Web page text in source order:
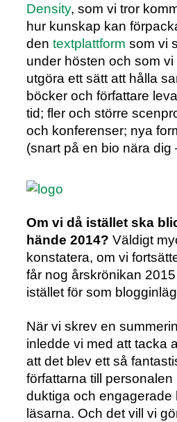
Density, som vi tror
hur kunskap kan
den textplattform som vi
under hösten och som
utgöra ett sätt att hålla
böcker och författare
tid; fler och större
och konferenser; nya
(snart på en bio nära dig
Om vi då istället ska
hände 2014? Väldigt
konstatera, om vi
får nog årskrönikan
istället för som
När vi skrev en
inledde vi med att tacka
att det blev ett så
författarna till
duktiga och engagerade
läsarna. Och det vill vi